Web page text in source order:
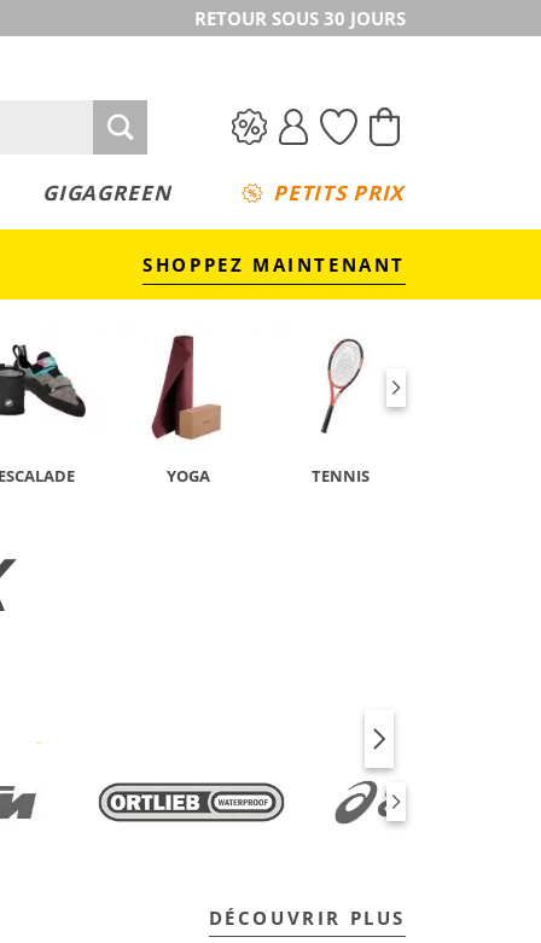
RETOUR SOUS 30 JOURS
GIGAGREEN PETITS PRIX
SHOPPEZ MAINTENANT
YOGA TENNIS
VÉLO
DÉCOUVRIR PLUS